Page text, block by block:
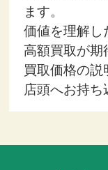
ます。
価値を理解し
高額買取が期
買取価格の
店頭へお持ち